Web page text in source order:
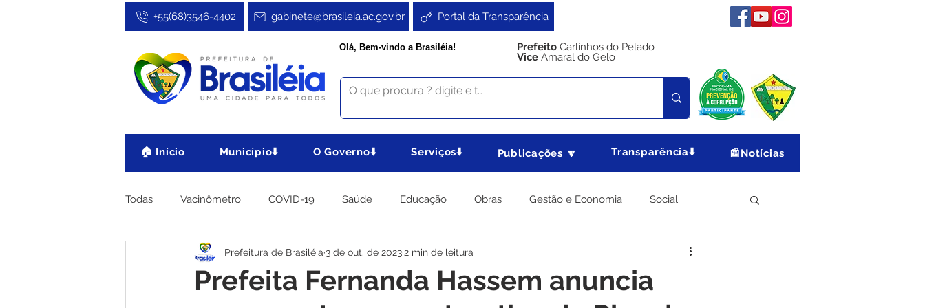
Portal da Transparência
gabinete@brasileia.ac.gov.br
+55(68)3546-4402
Olá, Bem-vindo a Brasiléia! Prefeito Carlinhos do Pelado
Vice Amaral do Gelo
🏠 Início Município⬇️ O Governo⬇️ Serviços⬇️ Publicações 🔽 Transparência⬇️ 📰Notícias
Todas Vacinômetro COVID-19 Saúde Educação Obras Gestão e Economia Social
Cultura, Festa e Esporte No Gabinete Agricultura e Produção Meio Ambiente
Prefeita Fernanda Hassem anuncia
Prefeitura de Brasiléia 3 de out. de 20232 min de leitura